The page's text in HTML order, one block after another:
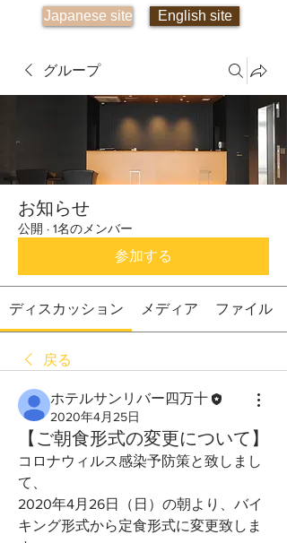
Japanese site English site
グループ
お知らせ
公開 · 1名のメンバー
参加する
ディスカッション メディア ファイル
戻る
ホテルサンリバー四万十
2020年4月25日
【ご朝食形式の変更について】
コロナウィルス感染予防策と致しまし
て、
2020年4月26日（日）の朝より、バイ
キング形式から定食形式に変更致しま